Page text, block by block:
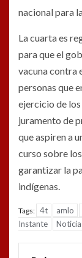
nacional para
La cuarta es
para que el
vacuna contra
personas que
ejercicio de
juramento de
que aspiren a
curso sobre
garantizar la
indígenas.
Tags: 4t amlo
Instante